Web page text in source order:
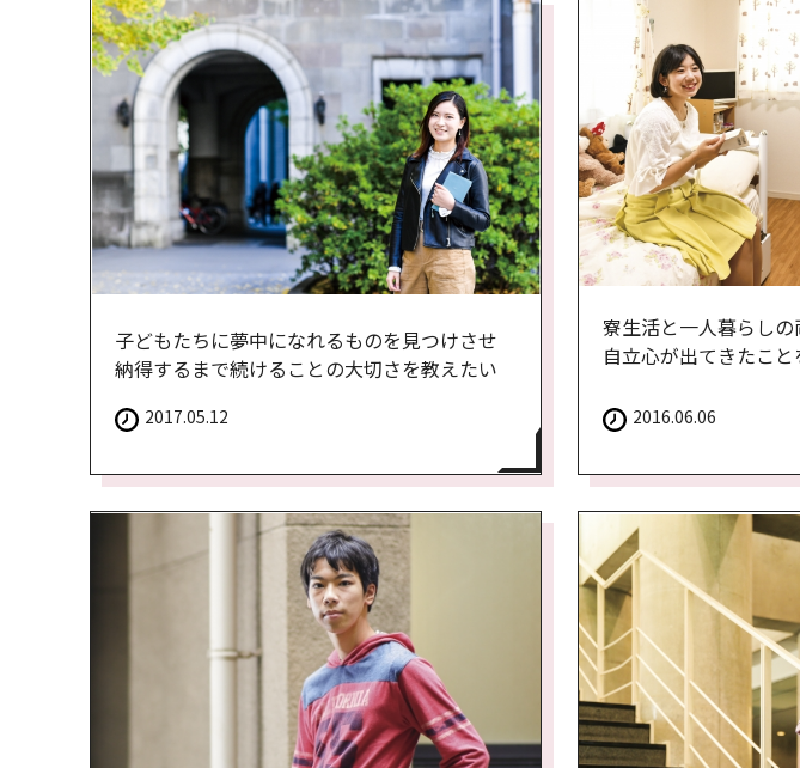
子どもたちに夢中になれるものを見つけさせ
納得するまで続けることの大切さを教えたい
2017.05.12
寮生活と一人暮らし
自立心が出てきたこ
2016.06.06